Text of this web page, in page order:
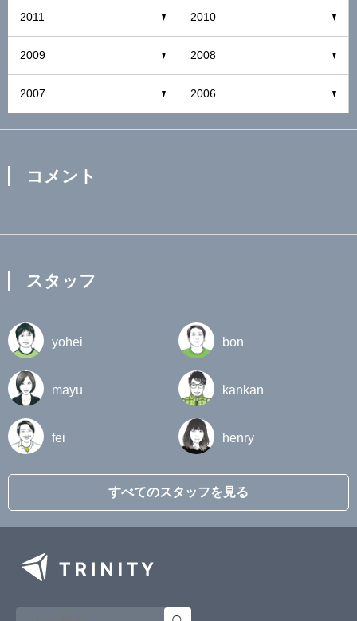
2011 2010
2009 2008
2007 2006
コメント
スタッフ
yohei bon
mayu kankan
fei henry
すべてのスタッフを見る